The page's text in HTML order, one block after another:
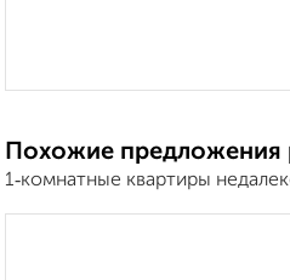
Похожие предложения
1‑комнатные квартиры